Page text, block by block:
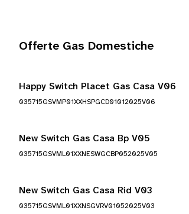
Offerte Gas Domestiche
Happy Switch Placet Gas Casa V06
035715GSVMP01XXHSPGCD01012025V06
New Switch Gas Casa Bp V05
035715GSVML01XXNESWGCBP052025V05
New Switch Gas Casa Rid V03
035715GSVML01XXNSGVRV01052025V03